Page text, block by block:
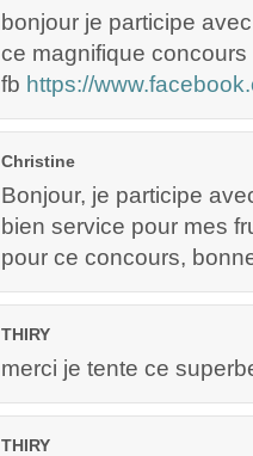
bonjour je participe
ce magnifique
fb https://
Christine
Bonjour, je participe
bien service pour mes
pour ce concours,
THIRY
merci je tente ce
THIRY